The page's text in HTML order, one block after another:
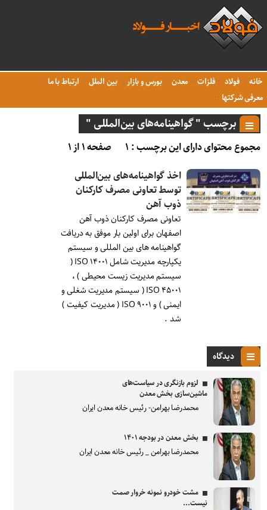
خانه فولاد فلزات معدن بورس و بازار بین الملل
ارتباط با ما
معرفی شرکتها
برچسب " گواهینامه‌های‌ بین‌المللی "
مجموع محتوای دارای این برچسب : ۱
صفحه ۱ از ۱
اخذ گواهینامه‌های‌ بین‌المللی
توسط تعاونی مصرف کارکنان
ذوب آهن
تعاونی مصرف کارکنان ذوب آهن
اصفهان برای اولین بار موفق به دریافت
گواهینامه های بین المللی و سیستم
یکپارچه مدیریت شامل ISO ۱۴۰۰۱ (
سیستم مدیریت زیست محیطی ) ،
ISO ۴۵۰۰۱ ( سیستم مدیریت شغلی و
ایمنی ) و ISO ۹۰۰۱ ( مدیریت کیفیت )
شد .
دیدگاه
لزوم بازنگری در سیاست‌های
ماشین‌سازی بخش معدن
محمدرضا بهرامن- رئیس خانه معدن ایران
بخش معدن در بودجه ۱۴۰۱
محمدرضا بهرامن _ رئیس خانه معدن ایران
مشت خودرو نمونه خروار صمت
نیست...